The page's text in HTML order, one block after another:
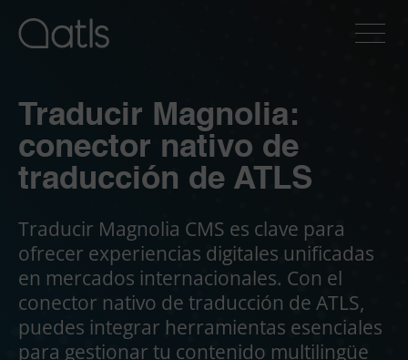
Traducir Magnolia:
conector nativo de
traducción de ATLS
Traducir Magnolia CMS es clave para
ofrecer experiencias digitales unificadas
en mercados internacionales. Con el
conector nativo de traducción de ATLS,
puedes integrar herramientas esenciales
para gestionar tu contenido multilingüe